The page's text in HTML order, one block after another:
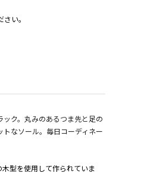
い。
ク。丸みのあるつま先と足の
なソール。毎日コーディネー
型を使用して作られていま